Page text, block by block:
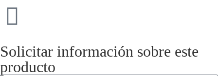
Solicitar información sobre este
producto